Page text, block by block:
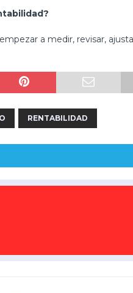
a medir, revisar,
RENTABILIDAD